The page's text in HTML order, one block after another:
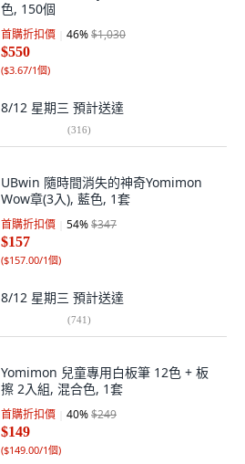
色, 150個
首購折扣價 46%$1,030
$550
($3.67/1個)
8/12 星期三 預計送達
(316)
UBwin 隨時間消失的神奇Yomimon
Wow章(3入), 藍色, 1套
首購折扣價 54%$347
$157
($157.00/1個)
8/12 星期三 預計送達
(741)
Yomimon 兒童專用白板筆 12色 + 板
擦 2入組, 混合色, 1套
首購折扣價 40%$249
$149
($149.00/1個)